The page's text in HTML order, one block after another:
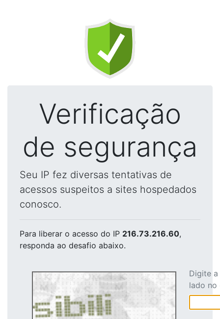
Verificação
de segurança
Seu IP fez diversas tentativas de
acessos suspeitos a sites hospedados
conosco.
Para liberar o acesso do IP 216.73.216.60,
responda ao desafio abaixo.
Digite
lado no